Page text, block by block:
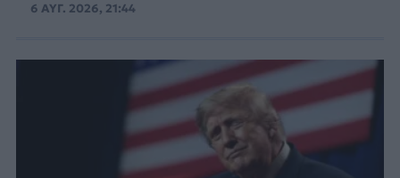
6 ΑΥΓ. 2026, 21:44